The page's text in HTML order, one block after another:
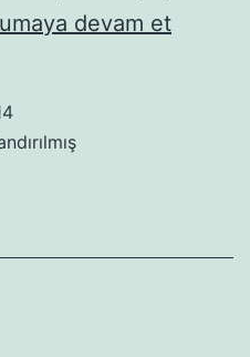
devam etHa